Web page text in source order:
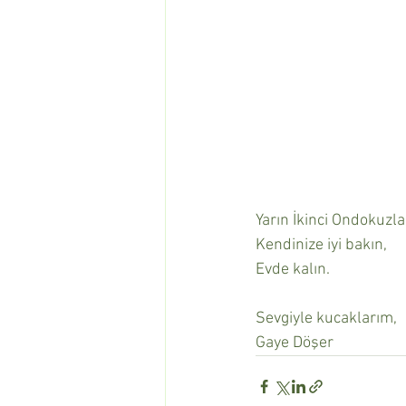
Yarın İkinci
Kendinize iyi bakın,
Evde kalın.
Sevgiyle kucaklarım,
Gaye Döşer